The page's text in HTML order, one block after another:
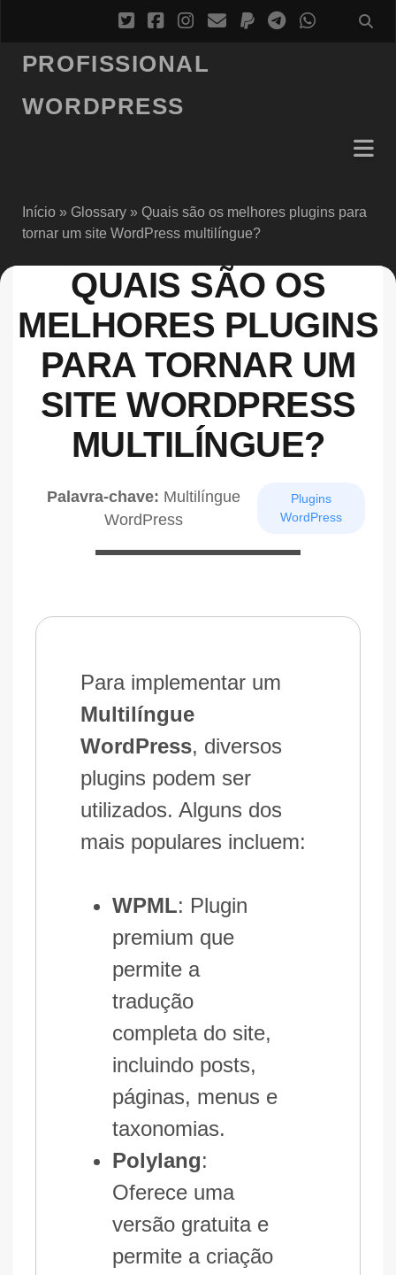
PROFISSIONAL
WORDPRESS
Início» Glossary» Quais são os melhores plugins para
tornar um site WordPress multilíngue?
QUAIS SÃO OS
MELHORES PLUGINS
PARA TORNAR UM
SITE WORDPRESS
MULTILÍNGUE?
Palavra-chave: Multilíngue
WordPress
Plugins
WordPress
Para implementar um
Multilíngue
WordPress, diversos
plugins podem ser
utilizados. Alguns dos
mais populares incluem:
WPML: Plugin
premium que
permite a
tradução
completa do site,
incluindo posts,
páginas, menus e
taxonomias.
Polylang:
Oferece uma
versão gratuita e
permite a criação